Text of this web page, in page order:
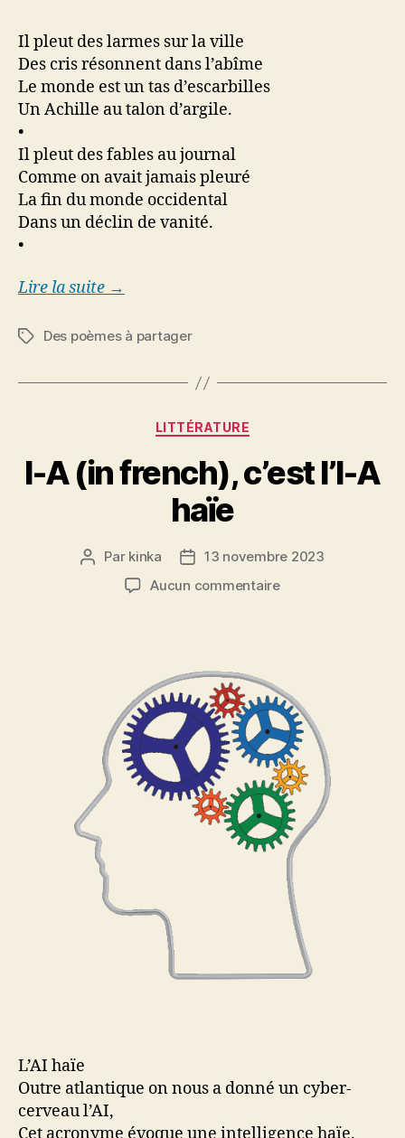
Il pleut des larmes sur la ville
Des cris résonnent dans l’abîme
Le monde est un tas d’escarbilles
Un Achille au talon d’argile.
•
Il pleut des fables au journal
Comme on avait jamais pleuré
La fin du monde occidental
Dans un déclin de vanité.
•
Lire la suite →
Étiquettes
Des poèmes à partager
Catégories
LITTÉRATURE
I-A (in french), c’est l’I-A
haïe
Auteur
l’article
Par kinka
Date13 novembre 2023
Aucun commentairesur
c’est
l’I-
A
haïe
L’AI haïe
Outre atlantique on nous a donné un cyber-
cerveau l’AI,
Cet acronyme évoque une intelligence haïe.